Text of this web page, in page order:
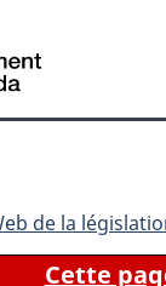
de la
Cette